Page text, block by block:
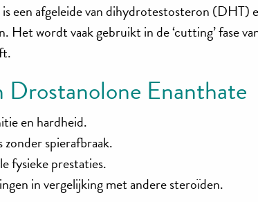
een afgeleide van dihydrotestosteron (DHT)
Het wordt vaak gebruikt in de ‘cutting’ fase
Drostanolone Enanthate
en hardheid.
spierafbraak.
fysieke prestaties.
in vergelijking met andere steroïden.